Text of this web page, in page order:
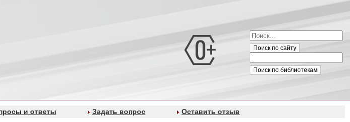
Поиск по сайту
Поиск по библиотекам
и ответы Задать вопрос Оставить отзыв